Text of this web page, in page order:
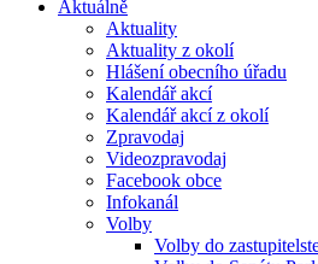
Aktuálně
Aktuality
Aktuality z okolí
Hlášení obecního úřadu
Kalendář akcí
Kalendář akcí z okolí
Zpravodaj
Videozpravodaj
Facebook obce
Infokanál
Volby
Volby do